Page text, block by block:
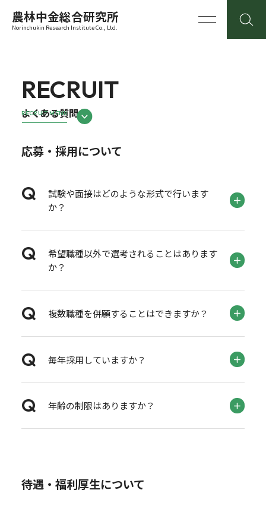
農林中金総合研究所
Norinchukin Research Institute Co., Ltd.
RECRUIT
よくある質問
RECRUIT MENU
応募・採用について
試験や面接はどのような形式で行います
か？
希望職種以外で選考されることはあります
か？
複数職種を併願することはできますか？
毎年採用していますか？
年齢の制限はありますか？
待遇・福利厚生について